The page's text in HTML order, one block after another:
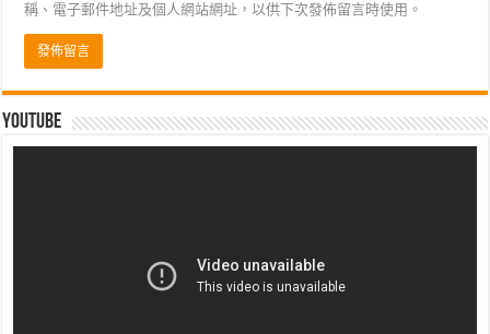
稱、電子郵件地址及個人網站網址，以供下次發佈留言時使用。
Youtube